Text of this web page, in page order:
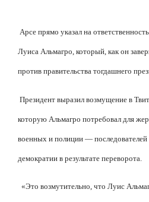
Арсе прямо указал на
Луиса Альмагро, который, как он
против правительства тогдашнего
Президент выразил возмущение в
которую Альмагро потребовал для
военных и полиции —
демократии в результате переворота.
«Это возмутительно, что Луис